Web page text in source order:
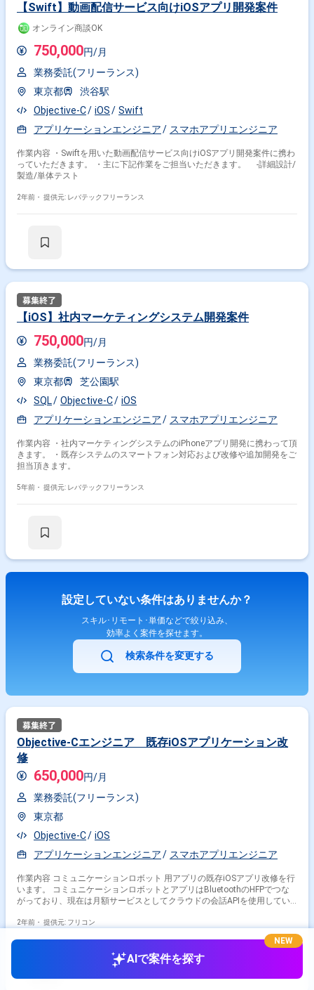
【Swift】動画配信サービス向けiOSアプリ開発案件
オンライン商談OK
750,000円/月
業務委託(フリーランス)
東京都
渋谷駅
Objective-C
iOS
Swift
アプリケーションエンジニア
スマホアプリエンジニア
作業内容 ・Swiftを用いた動画配信サービス向けiOSアプリ開発案件に携わ
っていただきます。 ・主に下記作業をご担当いただきます。 -詳細設計/
製造/単体テスト
2年前・ 提供元: レバテックフリーランス
【iOS】社内マーケティングシステム開発案件
750,000円/月
業務委託(フリーランス)
東京都
芝公園駅
SQL
Objective-C
iOS
アプリケーションエンジニア
スマホアプリエンジニア
作業内容 ・社内マーケティングシステムのiPhoneアプリ開発に携わって頂
きます。 ・既存システムのスマートフォン対応および改修や追加開発をご
担当頂きます。
5年前・ 提供元: レバテックフリーランス
設定していない条件はありませんか？
スキル･リモート･単価などで絞り込み、
効率よく案件を探せます。
検索条件を変更する
Objective-Cエンジニア 既存iOSアプリケーション改
修
650,000円/月
業務委託(フリーランス)
東京都
Objective-C
iOS
アプリケーションエンジニア
スマホアプリエンジニア
作業内容 コミュニケーションロボット 用アプリの既存iOSアプリ改修を行
います。 コミュニケーションロボットとアプリはBluetoothのHFPでつな
がっており、現在は月額サービスとしてクラウドの会話APIを使用してい
スタンドアロンで動くように改修したく、技術者を募集しております。
2年前・ 提供元: フリコン
AIで案件を探す
NEW